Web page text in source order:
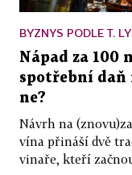
BYZNYS PODLE T.
Nápad za 100
spotřební daň
ne?
Návrh na
vína přináší dvě
vinaře, kteří